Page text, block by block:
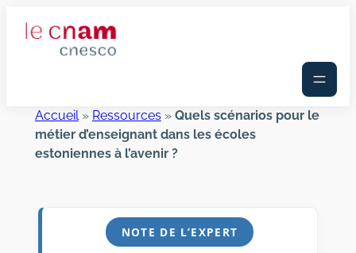
Accueil» Ressources» Quels scénarios pour le
métier d’enseignant dans les écoles
estoniennes à l’avenir ?
NOTE DE L’EXPERT